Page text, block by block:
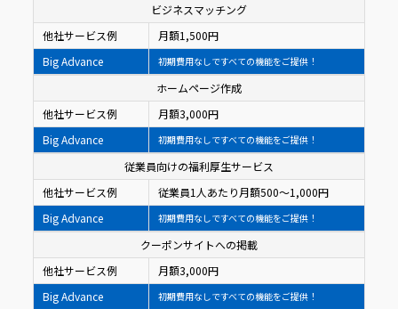
ビジネスマッチング
他社サービス例
月額1,500円
Big Advance
初期費用なしですべての機能をご提供！
ホームページ作成
他社サービス例
月額3,000円
Big Advance
初期費用なしですべての機能をご提供！
従業員向けの福利厚生サービス
他社サービス例
従業員1人あたり月額500〜1,000円
Big Advance
初期費用なしですべての機能をご提供！
クーポンサイトへの掲載
他社サービス例
月額3,000円
Big Advance
初期費用なしですべての機能をご提供！